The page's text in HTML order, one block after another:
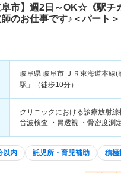
阜市】週2日～OK☆《駅チ
のお仕事です♪＜パート＞
岐阜県 岐阜市 ＪＲ東海道本線
駅」（徒歩10分）
クリニックにおける診療放射
音波検査 ・胃透視 ・骨密度測
以内 託児所・育児補助 積極